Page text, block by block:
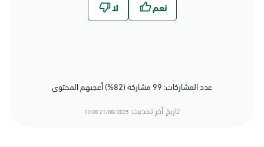
عدد المشاركات: 99 مشاركة (82%) أعجبهم المحتوى
تاريخ أخر تحديث: 21/08/2025 13:08